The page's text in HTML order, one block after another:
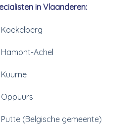
in Vlaanderen:
Achel
(Belgische gemeente)